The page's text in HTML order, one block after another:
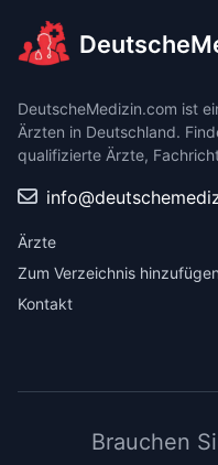
DeutscheMedizin.com ist
Ärzten in Deutschland.
qualifizierte Ärzte,
Ärzte
Zum Verzeichnis hinzufügen
Kontakt
Brauchen